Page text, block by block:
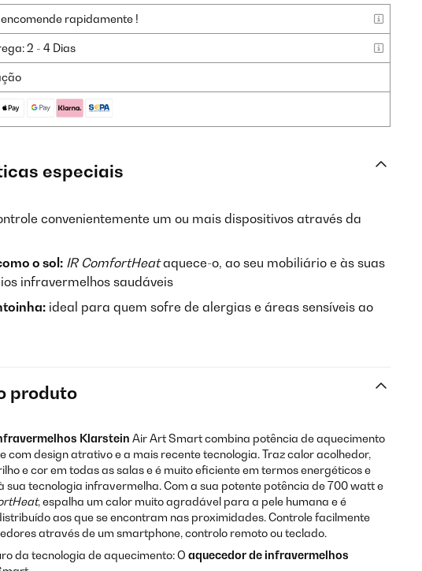
rapidamente !
2 - 4 Dias
especiais
convenientemente um ou mais dispositivos através da
o sol: IR ComfortHeataquece-o, ao seu mobiliário e às suas
infravermelhos saudáveis
ideal para quem sofre de alergias e áreas sensíveis ao
produto
Klarstein Air Art Smart combina potência de aquecimento
com design atrativo e a mais recente tecnologia. Traz calor acolhedor,
e cor em todas as salas e é muito eficiente em termos energéticos e
sua tecnologia infravermelha. Com a sua potente potência de 700 watt e
, espalha um calor muito agradável para a pele humana e é
aos que se encontram nas proximidades. Controle facilmente
através de um smartphone, controlo remoto ou teclado.
da tecnologia de aquecimento: O aquecedor de infravermelhos